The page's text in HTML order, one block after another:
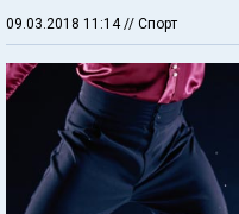
09.03.2018 11:14// Спорт